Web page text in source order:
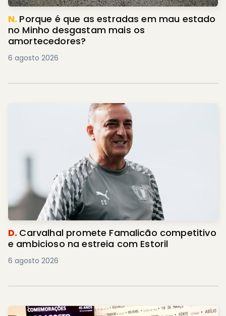
N. Porque é que as estradas em mau estado
no Minho desgastam mais os
amortecedores?
6 agosto 2026
D. Carvalhal promete Famalicão competitivo
e ambicioso na estreia com Estoril
6 agosto 2026